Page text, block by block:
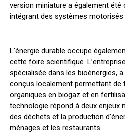
version miniature a également
intégrant des systèmes motorisés
L’énergie durable occupe
cette foire scientifique. L’entreprise
spécialisée dans les bioénergies,
conçus localement permettant de
organiques en biogaz et en
technologie répond à deux enjeux
des déchets et la production
ménages et les restaurants.